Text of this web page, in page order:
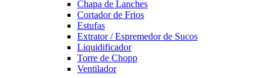
Chapa de Lanches
Cortador de Frios
Estufas
Extrator / Espremedor de Sucos
Liquidificador
Torre de Chopp
Ventilador